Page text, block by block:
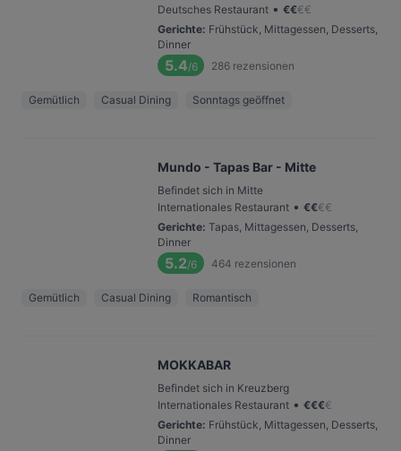
Deutsches Restaurant • €€€€
Gerichte: Frühstück, Mittagessen, Desserts,
Dinner
5.4/6 286 rezensionen
Gemütlich Casual Dining Sonntags geöffnet
Mundo - Tapas Bar - Mitte
Befindet sich in Mitte
Internationales Restaurant • €€€€
Gerichte: Tapas, Mittagessen, Desserts,
Dinner
5.2/6 464 rezensionen
Gemütlich Casual Dining Romantisch
MOKKABAR
Befindet sich in Kreuzberg
Internationales Restaurant • €€€€
Gerichte: Frühstück, Mittagessen, Desserts,
Dinner